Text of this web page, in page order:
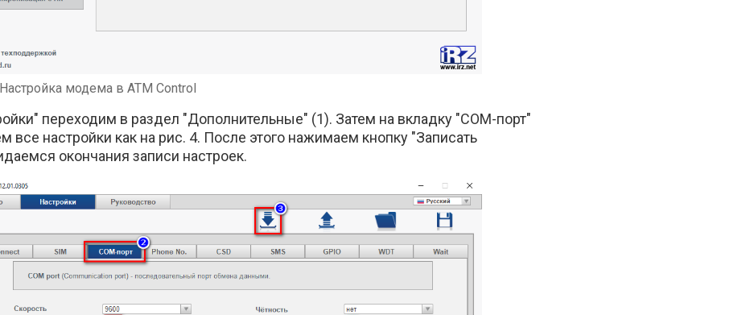
модема в ATM Control
переходим в раздел "Дополнительные" (1). Затем на вкладку "COM-порт"
все настройки как на рис. 4. После этого нажимаем кнопку "Записать
окончания записи настроек.